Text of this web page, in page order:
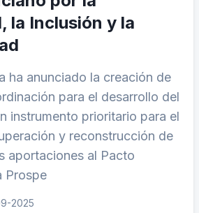
la Inclusión y la
ha anunciado la creación de
para el desarrollo del
instrumento prioritario para el
y reconstrucción de
aportaciones al Pacto
Prospe
2025